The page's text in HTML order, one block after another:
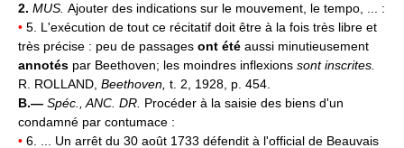
2. MUS. Ajouter des indications sur le mouvement, le tempo, ... :
• 5. L'exécution de tout ce récitatif doit être à la fois très libre et
très précise : peu de passages ont été aussi minutieusement
annotés par Beethoven; les moindres inflexions sont inscrites.
R. ROLLAND, Beethoven, t. 2, 1928, p. 454.
B.— Spéc., ANC. DR. Procéder à la saisie des biens d'un
condamné par contumace :
• 6. ... Un arrêt du 30 août 1733 défendit à l'official de Beauvais